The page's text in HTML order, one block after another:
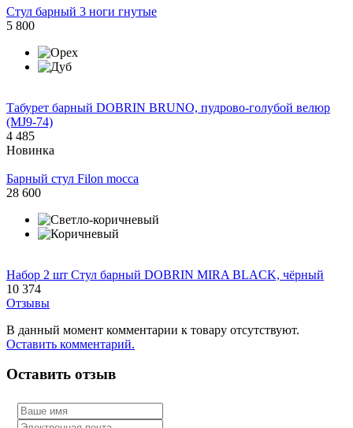
Стул барный 3 ноги гнутые
5 800
Табурет барный DOBRIN BRUNO, пудрово-голубой велюр
(MJ9-74)
4 485
Новинка
Барный стул Filon mocca
28 600
Набор 2 шт Стул барный DOBRIN MIRA BLACK, чёрный
10 374
Отзывы
В данный момент комментарии к товару отсутствуют.
Оставить комментарий.
Оставить отзыв